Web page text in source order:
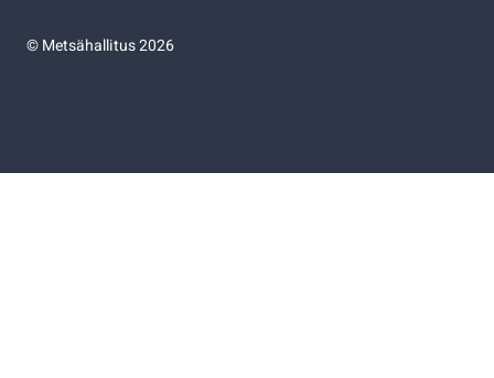
©Metsähallitus 2026